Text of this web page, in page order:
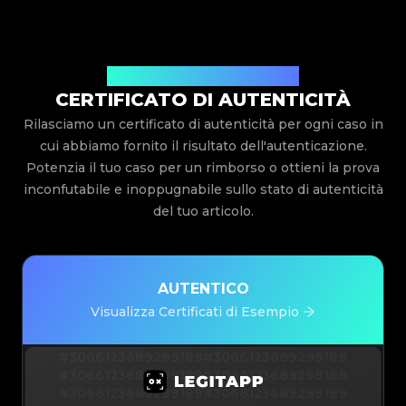
CERTIFICATO DI AUTENTICITÀ
Rilasciamo un certificato di autenticità per ogni caso in
cui abbiamo fornito il risultato dell'autenticazione.
Potenzia il tuo caso per un rimborso o ottieni la prova
inconfutabile e inoppugnabile sullo stato di autenticità
del tuo articolo.
AUTENTICO
Visualizza Certificati di Esempio
#3066123689299189#3066123689299189
#3066123689299189#3066123689299189